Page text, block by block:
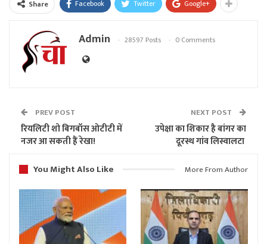
Share Facebook Twitter Google+
Admin 28597 Posts 0 Comments
PREV POST
रियलिटी शो बिगबॉस ओटीटी में
नजर आ सकती हैं रेखा!
NEXT POST
उपेक्षा का शिकार है बांगर का
दूरस्थ गांव लिस्वालटा
You Might Also Like
More From Author